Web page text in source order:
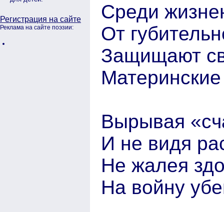
Регистрация на сайте
Реклама на сайте поэзии:
Среди
От
Защищают
Вырывая
И не видя
Не жалея
На войну